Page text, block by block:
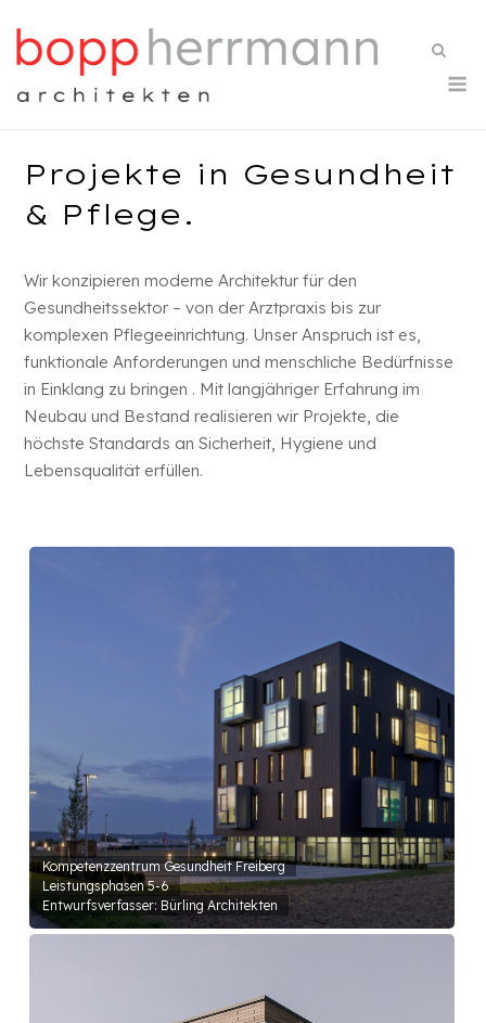
content
Projekte in Gesundheit
& Pflege.
Wir konzipieren moderne Architektur für den
Gesundheitssektor – von der Arztpraxis bis zur
komplexen Pflegeeinrichtung. Unser Anspruch ist es,
funktionale Anforderungen und menschliche Bedürfnisse
in Einklang zu bringen . Mit langjähriger Erfahrung im
Neubau und Bestand realisieren wir Projekte, die
höchste Standards an Sicherheit, Hygiene und
Lebensqualität erfüllen.
Kompetenzzentrum Gesundheit Freiberg
Leistungsphasen 5-6
Entwurfsverfasser: Bürling Architekten